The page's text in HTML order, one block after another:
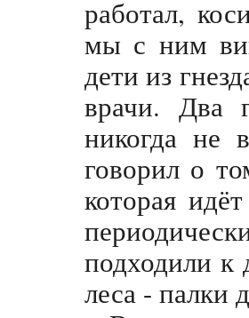
работал,
мы с ним
дети из
врачи. Два
никогда не
говорил о
которая
подходили к
леса - палки